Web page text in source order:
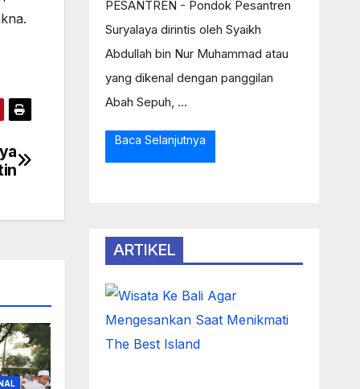
PESANTREN - Pondok Pesantren
Suryalaya dirintis oleh Syaikh
Abdullah bin Nur Muhammad atau
yang dikenal dengan panggilan
Abah Sepuh, ...
Baca Selanjutnya
ARTIKEL